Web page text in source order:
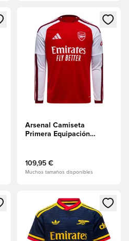
sesión o registrarse como
Abre un modal para iniciar
Arsenal Camiseta
Primera Equipación
109,95 €
Muchos tamaños disponibles
sesión o registrarse como
Abre un modal para iniciar